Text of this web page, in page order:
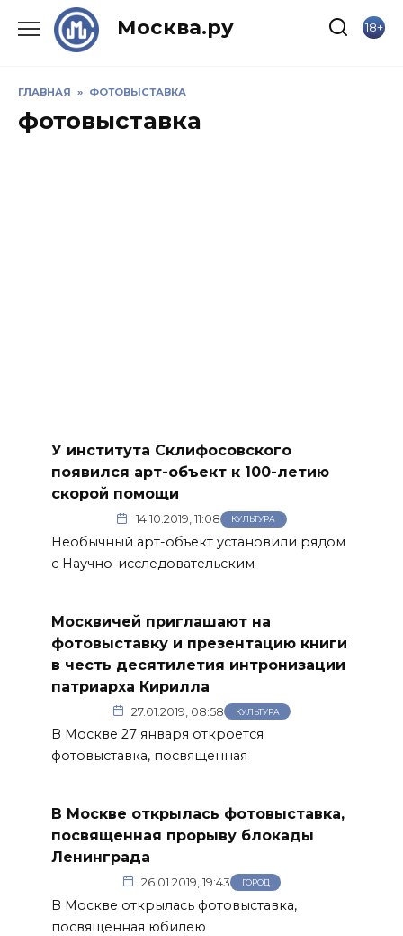
Москва.ру 18+
ГЛАВНАЯ » ФОТОВЫСТАВКА
фотовыставка
У института Склифосовского
появился арт-объект к 100-летию
скорой помощи
14.10.2019, 11:08 КУЛЬТУРА
Необычный арт-объект установили рядом
с Научно-исследовательским
Москвичей приглашают на
фотовыставку и презентацию книги
в честь десятилетия интронизации
патриарха Кирилла
27.01.2019, 08:58 КУЛЬТУРА
В Москве 27 января откроется
фотовыставка, посвященная
В Москве открылась фотовыставка,
посвященная прорыву блокады
Ленинграда
26.01.2019, 19:43 ГОРОД
В Москве открылась фотовыставка,
посвященная юбилею